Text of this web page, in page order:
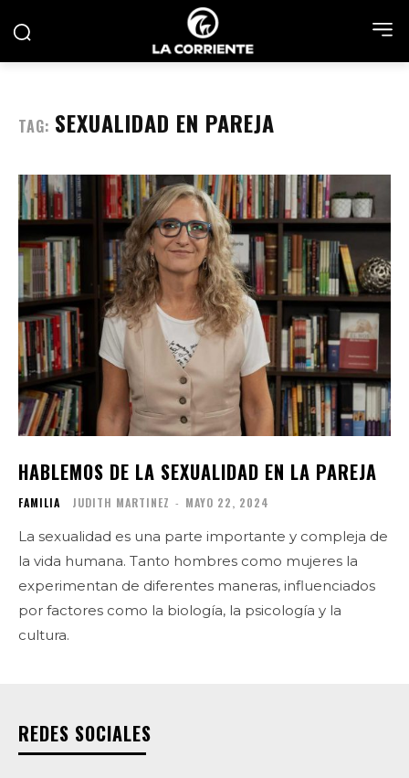
TAG: SEXUALIDAD EN PAREJA
HABLEMOS DE LA SEXUALIDAD EN LA PAREJA
FAMILIA JUDITH MARTINEZ - MAYO 22, 2024
La sexualidad es una parte importante y compleja de
la vida humana. Tanto hombres como mujeres la
experimentan de diferentes maneras, influenciados
por factores como la biología, la psicología y la
cultura.
REDES SOCIALES